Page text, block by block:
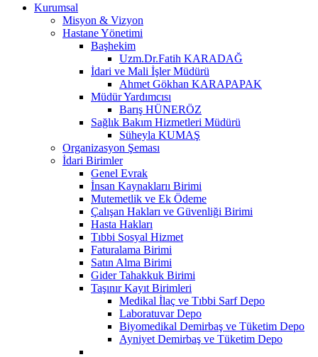
Kurumsal
Misyon & Vizyon
Hastane Yönetimi
Başhekim
Uzm.Dr.Fatih KARADAĞ
İdari ve Mali İşler Müdürü
Ahmet Gökhan KARAPAPAK
Müdür Yardımcısı
Barış HÜNERÖZ
Sağlık Bakım Hizmetleri Müdürü
Süheyla KUMAŞ
Organizasyon Şeması
İdari Birimler
Genel Evrak
İnsan Kaynaklarıı Birimi
Mutemetlik ve Ek Ödeme
Çalışan Hakları ve Güvenliği Birimi
Hasta Hakları
Tıbbi Sosyal Hizmet
Faturalama Birimi
Satın Alma Birimi
Gider Tahakkuk Birimi
Taşınır Kayıt Birimleri
Medikal İlaç ve Tıbbi Sarf Depo
Laboratuvar Depo
Biyomedikal Demirbaş ve Tüketim Depo
Ayniyet Demirbaş ve Tüketim Depo